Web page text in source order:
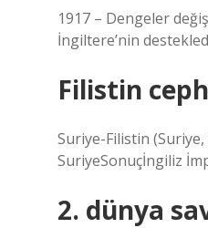
1917 – Dengeler
İngiltere’nin
Filistin
Suriye-Filistin
SuriyeSonuçİngiliz
2. dünya